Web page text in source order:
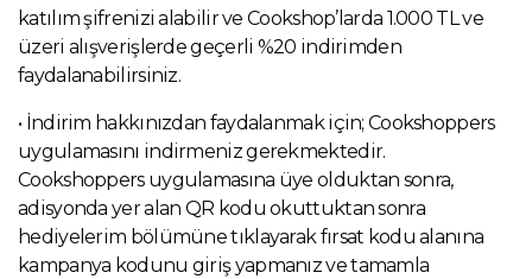
katılım şifrenizi alabilir veCookshop’larda 1.000 TL ve
üzeri alışverişlerde geçerli %20 indirimden
faydalanabilirsiniz.
• İndirim hakkınızdan faydalanmak için; Cookshoppers
uygulamasını indirmeniz gerekmektedir.
Cookshoppers uygulamasına üye olduktan sonra,
adisyonda yer alan QR kodu okuttuktan sonra
hediyelerim bölümüne tıklayarak fırsat kodu alanına
kampanya kodunu giriş yapmanız ve tamamla